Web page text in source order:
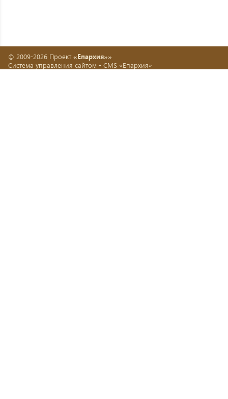
© 2009-2026 Проект «Епархия»»
Система управления сайтом - CMS «Епархия»